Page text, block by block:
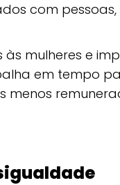
com
mulheres e
em tempo
menos